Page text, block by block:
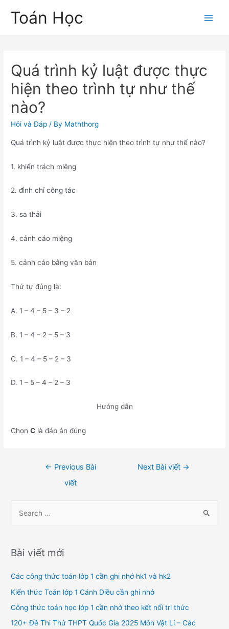
Toán Học
Quá trình kỷ luật được thực
hiện theo trình tự như thế
nào?
Hỏi và Đáp / By Maththorg
Quá trình kỷ luật được thực hiện theo trình tự như thế nào?
1. khiển trách miệng
2. đình chỉ công tác
3. sa thải
4. cảnh cáo miệng
5. cảnh cáo bằng văn bản
Thứ tự đúng là:
A. 1 – 4 – 5 – 3 – 2
B. 1 – 4 – 2 – 5 – 3
C. 1 – 4 – 5 – 2 – 3
D. 1 – 5 – 4 – 2 – 3
Hướng dẫn
ChọnC là đáp án đúng
← Previous Bài
viết
Next Bài viết →
r
h
f
o
Bài viết mới
Các công thức toán lớp 1 cần ghi nhớ hk1 và hk2
Kiến thức Toán lớp 1 Cánh Diều cần ghi nhớ
Công thức toán học lớp 1 cần nhớ theo kết nối tri thức
120+ Đề Thi Thử THPT Quốc Gia 2025 Môn Vật Lí – Các